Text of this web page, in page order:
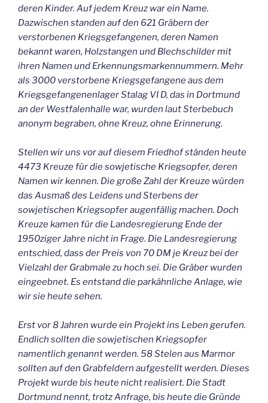
deren Kinder. Auf jedem Kreuz war ein Name.
Dazwischen standen auf den 621 Gräbern der
verstorbenen Kriegsgefangenen, deren Namen
bekannt waren, Holzstangen und Blechschilder mit
ihren Namen und Erkennungsmarkennummern. Mehr
als 3000 verstorbene Kriegsgefangene aus dem
Kriegsgefangenenlager Stalag VI D, das in Dortmund
an der Westfalenhalle war, wurden laut Sterbebuch
anonym begraben, ohne Kreuz, ohne Erinnerung.
Stellen wir uns vor auf diesem Friedhof ständen heute
4473 Kreuze für die sowjetische Kriegsopfer, deren
Namen wir kennen. Die große Zahl der Kreuze würden
das Ausmaß des Leidens und Sterbens der
sowjetischen Kriegsopfer augenfällig machen. Doch
Kreuze kamen für die Landesregierung Ende der
1950ziger Jahre nicht in Frage. Die Landesregierung
entschied, dass der Preis von 70 DM je Kreuz bei der
Vielzahl der Grabmale zu hoch sei. Die Gräber wurden
eingeebnet. Es entstand die parkähnliche Anlage, wie
wir sie heute sehen.
Erst vor 8 Jahren wurde ein Projekt ins Leben gerufen.
Endlich sollten die sowjetischen Kriegsopfer
namentlich genannt werden. 58 Stelen aus Marmor
sollten auf den Grabfeldern aufgestellt werden. Dieses
Projekt wurde bis heute nicht realisiert. Die Stadt
Dortmund nennt, trotz Anfrage, bis heute die Gründe